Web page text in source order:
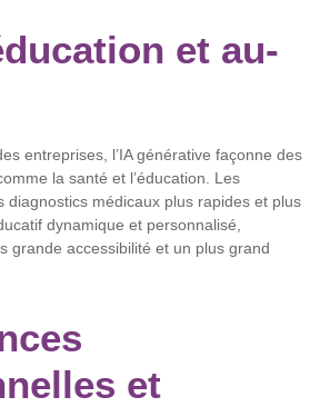
et au-
entreprises, l’IA générative façonne des
la santé et l’éducation. Les
diagnostics médicaux plus rapides et plus
dynamique et personnalisé,
grande accessibilité et un plus grand
et